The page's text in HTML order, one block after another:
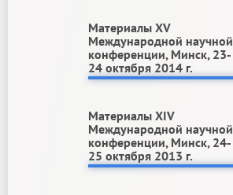
Материалы ХV
Международной научной
конференции, Минск, 23-
24 октября 2014 г.
Материалы ХIV
Международной научной
конференции, Минск, 24-
25 октября 2013 г.